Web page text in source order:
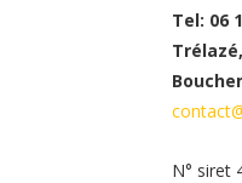
Tel: 06
N° siret